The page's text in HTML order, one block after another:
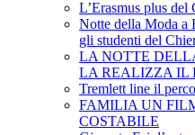
L’Erasmus plus
Notte della Moda a
gli studenti del
LA NOTTE
LA REALIZZA IL
Tremlett line il
FAMILIA UN
COSTABILE